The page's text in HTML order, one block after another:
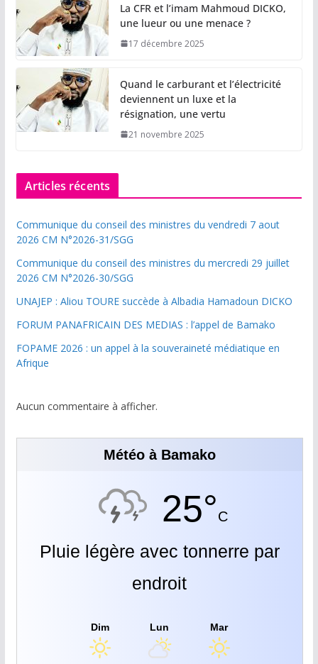
La CFR et l’imam Mahmoud DICKO,
une lueur ou une menace ?
17 décembre 2025
Quand le carburant et l’électricité
deviennent un luxe et la
résignation, une vertu
21 novembre 2025
Articles récents
Communique du conseil des ministres du vendredi 7 aout
2026 CM N°2026-31/SGG
Communique du conseil des ministres du mercredi 29 juillet
2026 CM N°2026-30/SGG
UNAJEP : Aliou TOURE succède à Albadia Hamadoun DICKO
FORUM PANAFRICAIN DES MEDIAS : l’appel de Bamako
FOPAME 2026 : un appel à la souveraineté médiatique en
Afrique
Aucun commentaire à afficher.
Météo à Bamako
25°C
Pluie légère avec tonnerre par
endroit
Dim Lun Mar